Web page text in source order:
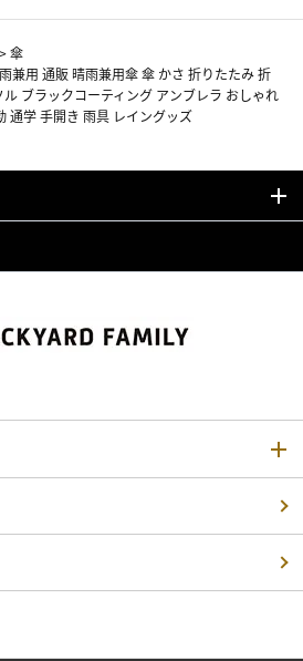
>傘
兼用 通販 晴雨兼用傘 傘 かさ 折りたたみ 折
ブラックコーティング アンブレラ おしゃれ
通学 手開き 雨具 レイングッズ